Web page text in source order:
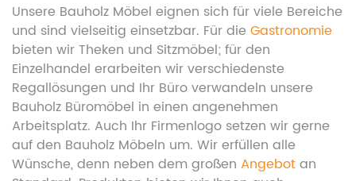
Unsere Bauholz Möbel eignen sich für viele Bereiche
und sind vielseitig einsetzbar. Für die Gastronomie
bieten wir Theken und Sitzmöbel; für den
Einzelhandel erarbeiten wir verschiedenste
Regallösungen und Ihr Büro verwandeln unsere
Bauholz Büromöbel in einen angenehmen
Arbeitsplatz. Auch Ihr Firmenlogo setzen wir gerne
auf den Bauholz Möbeln um. Wir erfüllen alle
Wünsche, denn neben dem großen Angebotan